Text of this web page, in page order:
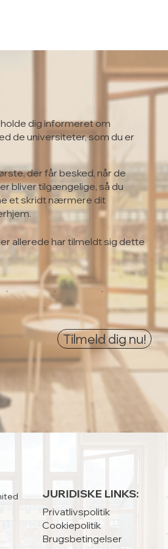
dig informeret om
de universiteter, som du er
der får besked, når de
bliver tilgængelige, så du
et skridt nærmere dit
allerede har tilmeldt sig dette
0
0
0
Tilmeld dig nu!
JURIDISKE LINKS:
Privatlivspolitik
Cookiepolitik
Brugsbetingelser